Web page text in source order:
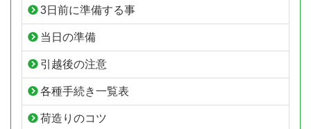
3日前に準備する事
当日の準備
引越後の注意
各種手続き一覧表
荷造りのコツ